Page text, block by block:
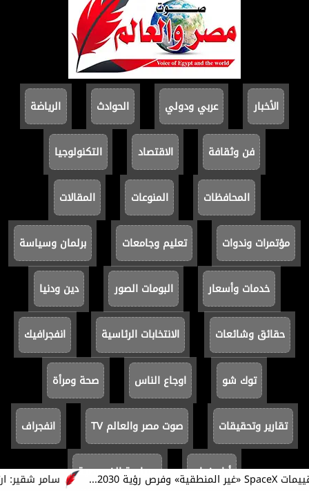
سامر شقير:
الأخبار عربي ودولي الحوادث الرياضة
فن وثقافة الاقتصاد التكنولوجيا
المحافظات المنوعات المقالات
مؤتمرات وندوات تعليم وجامعات برلمان وسياسة
خدمات وأسعار البومات الصور دين ودنيا
حقائق وشائعات الانتخابات الرئاسية انفجرافيك
توك شو اوجاع الناس صحة ومرأة
تقارير وتحقيقات صوت مصر والعالم TV انفجراف
أيام زمان سياسة الخصوصية